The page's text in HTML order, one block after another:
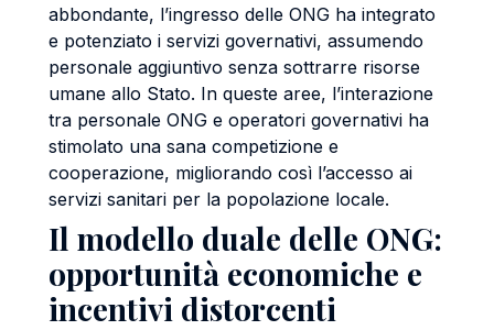
abbondante, l’ingresso delle ONG ha integrato
e potenziato i servizi governativi, assumendo
personale aggiuntivo senza sottrarre risorse
umane allo Stato. In queste aree, l’interazione
tra personale ONG e operatori governativi ha
stimolato una sana competizione e
cooperazione, migliorando così l’accesso ai
servizi sanitari per la popolazione locale.
Il modello duale delle ONG:
opportunità economiche e
incentivi distorcenti